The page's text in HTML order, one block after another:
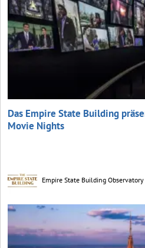
Das Empire State Building
Movie Nights
Empire State Building Observatory